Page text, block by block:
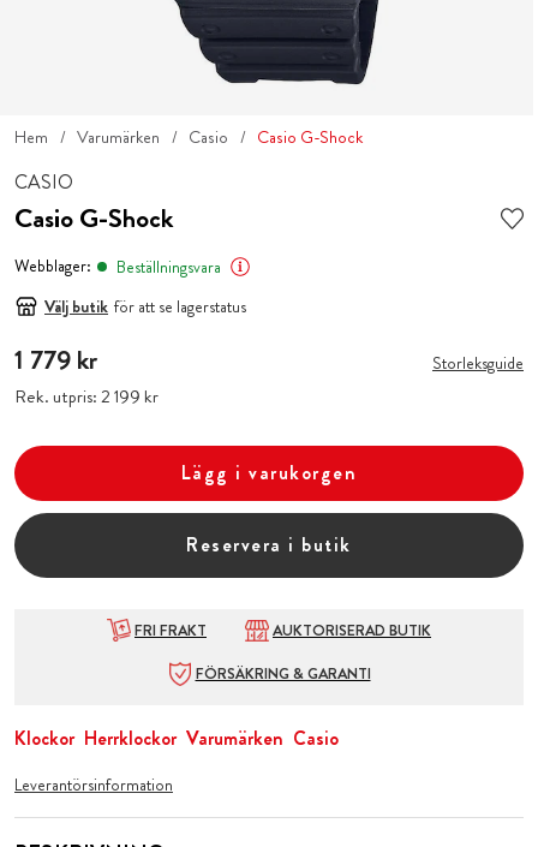
Hem Varumärken Casio Casio G-Shock
CASIO
Casio G-Shock
Webblager:
Beställningsvara
Välj butik för att se lagerstatus
Pris:1 779 kr
1 779 kr
Rek. utpris:Pris:2 199 kr
2 199 kr
Storleksguide
Lägg i varukorgen
Reservera i butik
FRI FRAKT
AUKTORISERAD BUTIK
FÖRSÄKRING & GARANTI
Klockor Herrklockor Varumärken Casio
Leverantörsinformation